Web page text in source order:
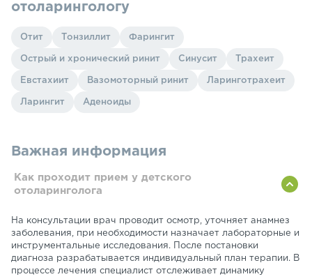
отоларингологу
Отит Тонзиллит Фарингит
Острый и хронический ринит Синусит Трахеит
Евстахиит Вазомоторный ринит Ларинготрахеит
Ларингит Аденоиды
Важная информация
Как проходит прием у детского
отоларинголога
На консультации врач проводит осмотр, уточняет анамнез
заболевания, при необходимости назначает лабораторные и
инструментальные исследования. После постановки
диагноза разрабатывается индивидуальный план терапии. В
процессе лечения специалист отслеживает динамику